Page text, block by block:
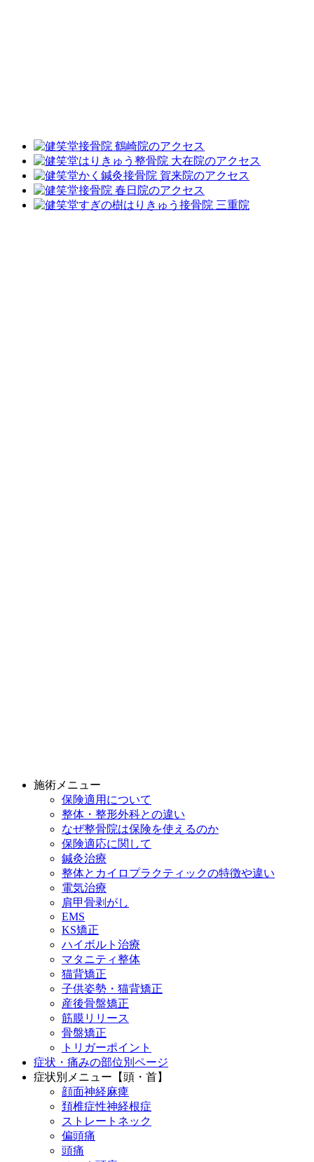
施術メニュー
保険適用について
整体・整形外科との違い
なぜ整骨院は保険を使えるのか
保険適応に関して
鍼灸治療
整体とカイロプラクティックの特徴や違い
電気治療
肩甲骨剥がし
EMS
KS矯正
ハイボルト治療
マタニティ整体
猫背矯正
子供姿勢・猫背矯正
産後骨盤矯正
筋膜リリース
骨盤矯正
トリガーポイント
症状・痛みの部位別ページ
症状別メニュー【頭・首】
顔面神経麻痺
頚椎症性神経根症
ストレートネック
偏頭痛
頭痛